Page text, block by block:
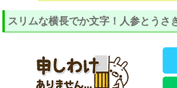
スリムな横長でか文字！人参とうさ